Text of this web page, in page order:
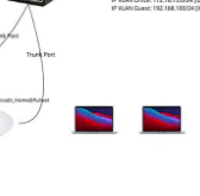
ROS
Advanced